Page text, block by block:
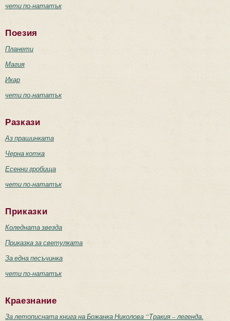
чети по-нататък
Поезия
Планети
Магия
Икар
чети по-нататък
Разкази
Аз прашинката
Черна котка
Есенни гробища
чети по-нататък
Приказки
Коледната звезда
Приказка за светулката
За една песъчинка
чети по-нататък
Краезнание
За летописната книга на Божанка Николова “Тракия – легенда.